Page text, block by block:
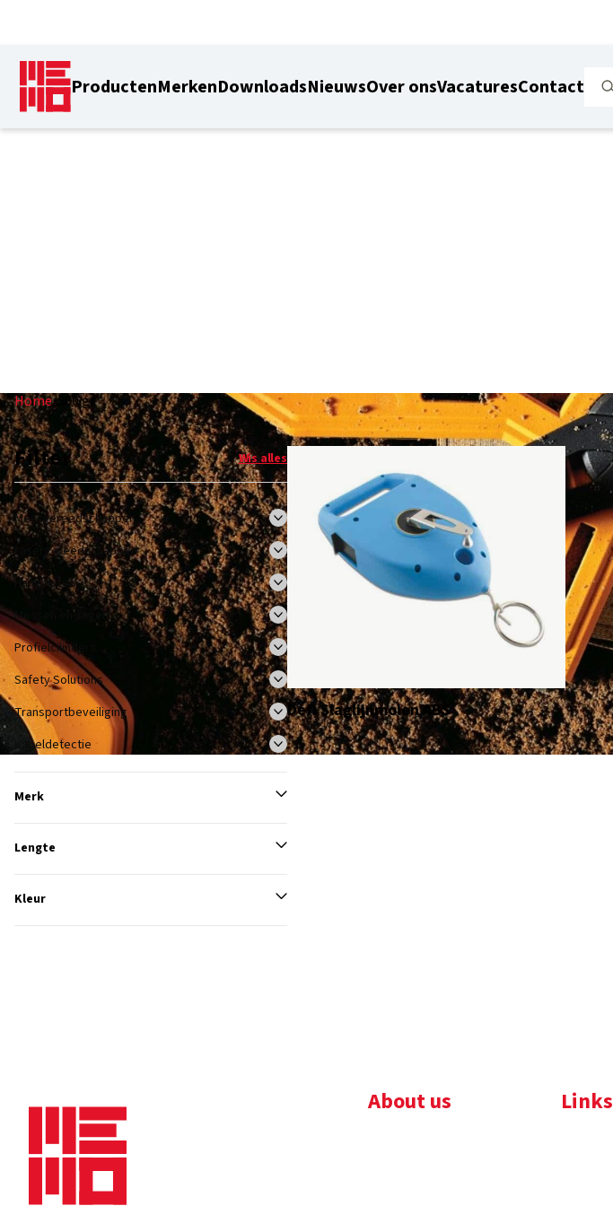
ProductenMerkenDownloadsNieuwsOver onsVacaturesContact
Home/300 gr
Filter Wis alles
Meetgereedschappen
Lasergereedschappen
Hangsloten
Messen en zagen
Profielcilinders
Safety Solutions
Transportbeveiliging
Kabeldetectie
Merk
Lengte
Kleur
Defi Slaglijnmolen ABS
About us Links